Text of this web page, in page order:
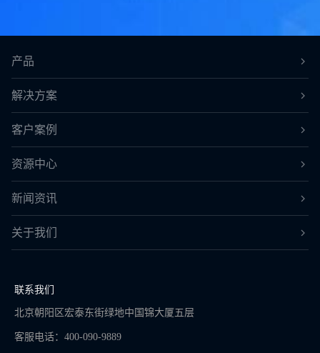
产品
解决方案
客户案例
资源中心
新闻资讯
关于我们
联系我们
北京朝阳区宏泰东街绿地中国锦大厦五层
客服电话：400-090-9889